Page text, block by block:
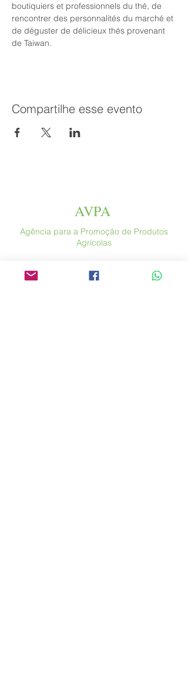
boutiquiers et professionnels du thé, de
rencontrer des personnalités du marché et
de déguster de délicieux thés provenant
de Taiwan.
Compartilhe esse evento
AVPA
Agência para a Promoção de Produtos
Agrícolas
Espace Altura